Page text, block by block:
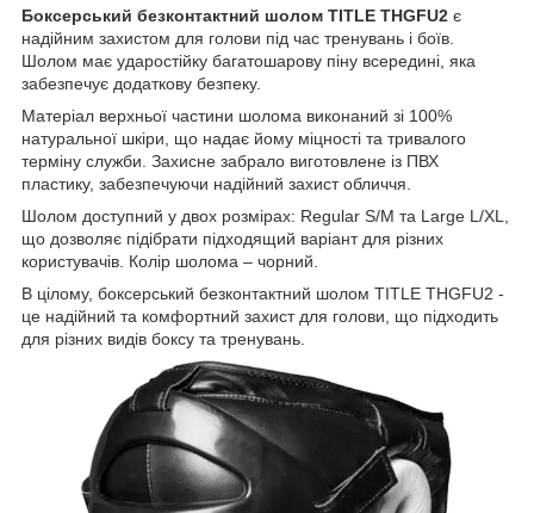
Боксерський безконтактний шолом TITLE THGFU2 є
надійним захистом для голови під час тренувань і боїв.
Шолом має ударостійку багатошарову піну всередині, яка
забезпечує додаткову безпеку.
Матеріал верхньої частини шолома виконаний зі 100%
натуральної шкіри, що надає йому міцності та тривалого
терміну служби. Захисне забрало виготовлене із ПВХ
пластику, забезпечуючи надійний захист обличчя.
Шолом доступний у двох розмірах: Regular S/M та Large L/XL,
що дозволяє підібрати підходящий варіант для різних
користувачів. Колір шолома – чорний.
В цілому, боксерський безконтактний шолом TITLE THGFU2 -
це надійний та комфортний захист для голови, що підходить
для різних видів боксу та тренувань.